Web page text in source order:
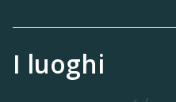
I luoghi